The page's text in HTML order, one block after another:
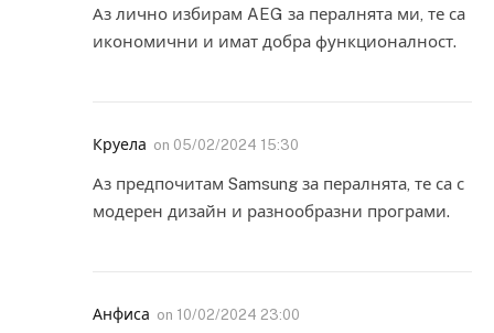
Аз лично избирам AEG за пералнята ми, те са
икономични и имат добра функционалност.
Круела on 05/02/2024 15:30
Аз предпочитам Samsung за пералнята, те са с
модерен дизайн и разнообразни програми.
Анфиса on 10/02/2024 23:00